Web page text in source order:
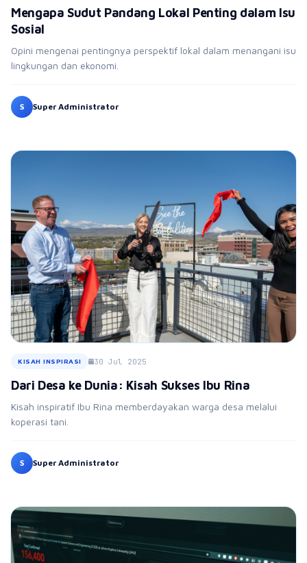
Mengapa Sudut Pandang Lokal Penting dalam Isu
Sosial
Opini mengenai pentingnya perspektif lokal dalam menangani isu
lingkungan dan ekonomi.
S Super Administrator
KISAH INSPIRASI 30 Jul 2025
Dari Desa ke Dunia: Kisah Sukses Ibu Rina
Kisah inspiratif Ibu Rina memberdayakan warga desa melalui
koperasi tani.
S Super Administrator